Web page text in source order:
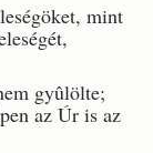
mint
gyûlölte;
az Úr is az